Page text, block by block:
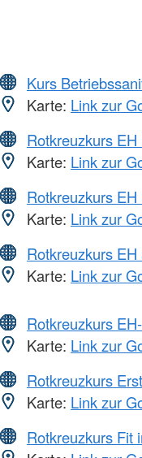
Kurs
Karte: Link zur
Rotkreuzkurs
Karte: Link zur
Rotkreuzkurs
Karte: Link zur
Rotkreuzkurs EH
Karte: Link zur
Rotkreuzkurs
Karte: Link zur
Rotkreuzkurs
Karte: Link zur
Rotkreuzkurs Fit